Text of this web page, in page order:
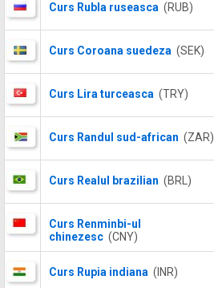
Curs Rubla ruseasca (RUB)
Curs Coroana suedeza (SEK)
Curs Lira turceasca (TRY)
Curs Randul sud-african (ZAR)
Curs Realul brazilian (BRL)
Curs Renminbi-ul
chinezesc (CNY)
Curs Rupia indiana (INR)